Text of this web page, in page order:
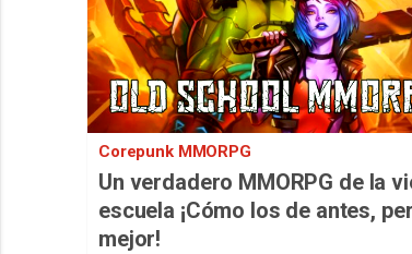
Corepunk MMORPG
Un verdadero MMORPG de la
escuela ¡Cómo los de antes,
mejor!